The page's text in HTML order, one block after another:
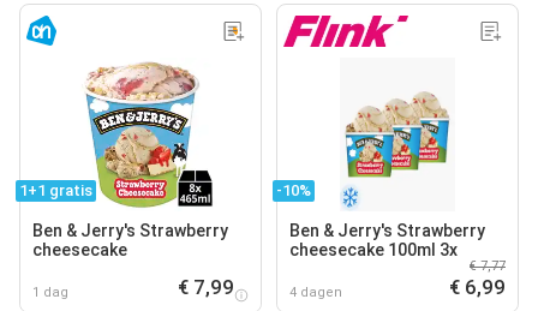
1+1 gratis
Ben & Jerry's Strawberry
cheesecake
1 dag € 7,99
-10%
Ben & Jerry's Strawberry
cheesecake 100ml 3x
4 dagen
€ 7,77
€ 6,99